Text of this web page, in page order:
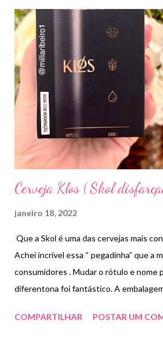
Cerveja Klos ( Skol
janeiro 18, 2022
Que a Skol é uma das cervejas mais
Achei incrível essa “ pegadinha” que a
consumidores . Mudar o rótulo e nome
diferentona foi fantástico. A
conhecida Skol. Quando lançada a
COMPARTILHAR POSTAR UM